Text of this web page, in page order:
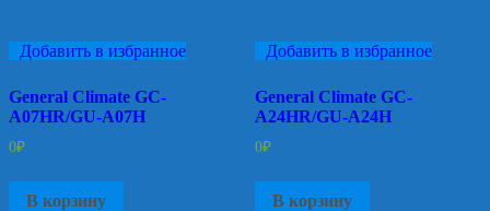
Добавить в избранное
General Climate GC-
A07HR/GU-A07H
0₽
В корзину
Добавить в избранное
General Climate GC-
A24HR/GU-A24H
0₽
В корзину